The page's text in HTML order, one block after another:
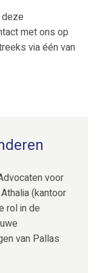
deze
met ons op
via één van
voor
(kantoor
rol in de
van Pallas